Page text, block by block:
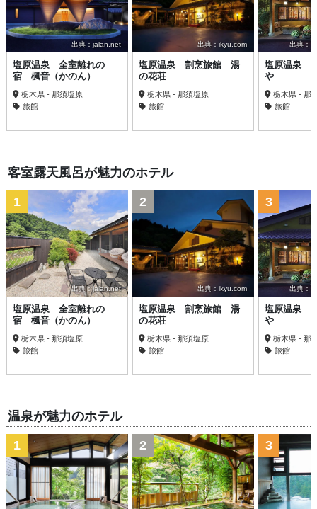
出典：jalan.net
塩原温泉 全室離れの
宿 楓音（かのん）
栃木県 - 那須塩原
旅館
出典：ikyu.com
塩原温泉 割烹旅館 湯
の花荘
栃木県 - 那須塩原
旅館
出典：
塩原温泉
や
栃木県 - 那
旅館
客室露天風呂が魅力のホテル
出典：jalan.net
1
塩原温泉 全室離れの
宿 楓音（かのん）
栃木県 - 那須塩原
旅館
出典：ikyu.com
2
塩原温泉 割烹旅館 湯
の花荘
栃木県 - 那須塩原
旅館
出典：
3
塩原温泉
や
栃木県 - 那
旅館
温泉が魅力のホテル
1 2 3